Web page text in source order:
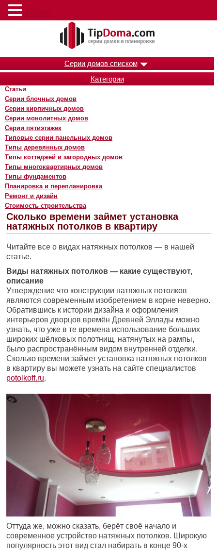
Серии домов списком
Категории
Статьи
Серии блочных домов
Серии кирпичных домов
Серии монолитных домов
Серии пятиэтажек
Типовые серии панельных домов
Типы деревянных домов
Типы коттеджей и загородных домов
Типы многоквартирных домов
Типы фундаментов
Планировка и перепланировка
Ремонт и дизайн
Стоимость строительства
Сколько времени займет установка
натяжных потолков в квартиру
Читайте все о видах натяжных потолков — в нашей
статье.
Виды натяжных потолков — какие существуют,
описание
Утверждение что конструкции натяжных потолков
являются современным изобретением в корне неверно.
Обратившись к истории дизайна и оформления
интерьеров дворцов времён Древней Эллады можно
узнать, что уже в те времена использование больших
широких шёлковых полотнищ, натянутых на рампы,
было распространённым видом внутренней отделки.
Сколько времени займет установка натяжных потолков
в квартиру вы можете узнать на сайте специалистов
potolkoff.ru.
Оттуда же, можно сказать, берёт своё начало и
современное устройство натяжных потолков. Широкую
популярность этот вид стал набирать в конце 90-х